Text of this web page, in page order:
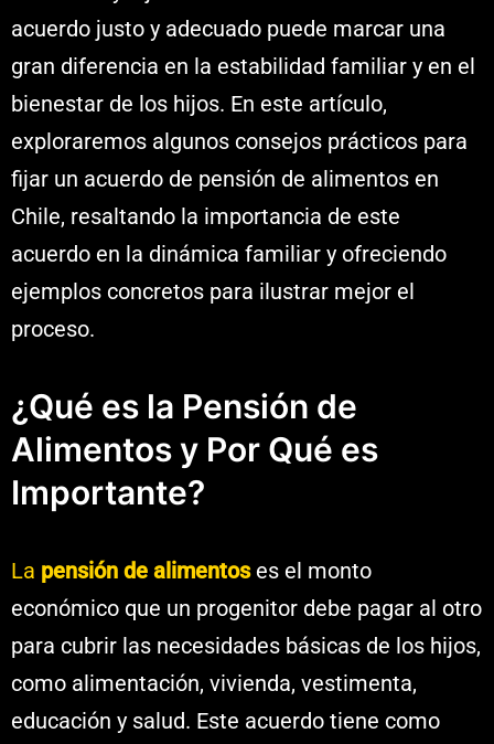
acuerdo justo y adecuado puede marcar una
gran diferencia en la estabilidad familiar y en el
bienestar de los hijos. En este artículo,
exploraremos algunos consejos prácticos para
fijar un acuerdo de pensión de alimentos en
Chile, resaltando la importancia de este
acuerdo en la dinámica familiar y ofreciendo
ejemplos concretos para ilustrar mejor el
proceso.
¿Qué es la Pensión de
Alimentos y Por Qué es
Importante?
La pensión de alimentoses el monto
económico que un progenitor debe pagar al otro
para cubrir las necesidades básicas de los hijos,
como alimentación, vivienda, vestimenta,
educación y salud. Este acuerdo tiene como